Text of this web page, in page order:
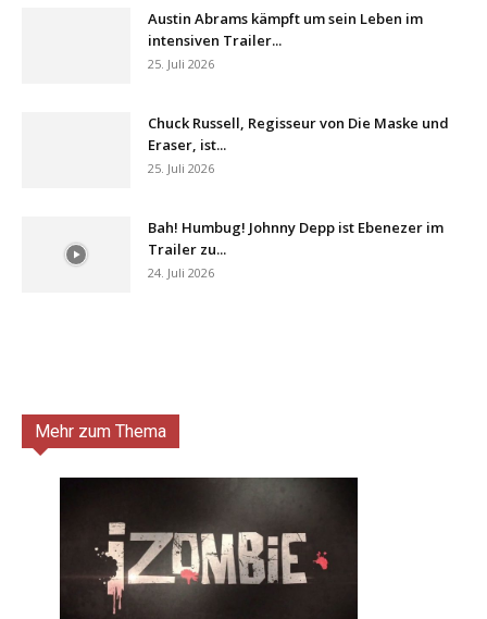
Austin Abrams kämpft um sein Leben im
intensiven Trailer...
25. Juli 2026
Chuck Russell, Regisseur von Die Maske und
Eraser, ist...
25. Juli 2026
Bah! Humbug! Johnny Depp ist Ebenezer im
Trailer zu...
24. Juli 2026
Mehr zum Thema